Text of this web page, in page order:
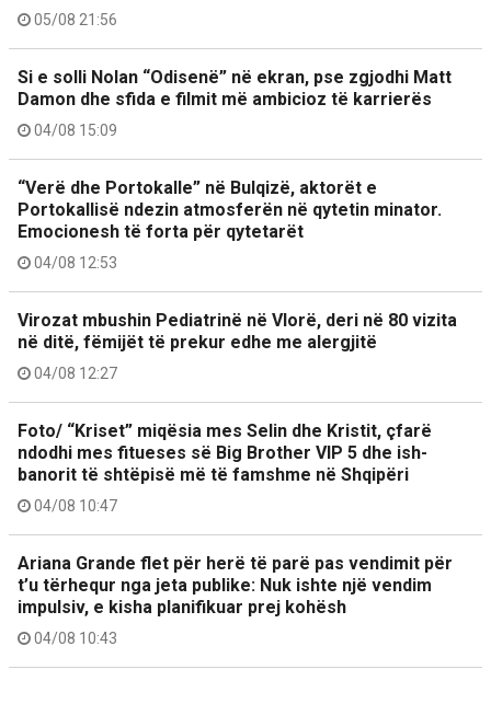
05/08 21:56
Si e solli Nolan “Odisenë” në ekran, pse zgjodhi Matt
Damon dhe sfida e filmit më ambicioz të karrierës
04/08 15:09
“Verë dhe Portokalle” në Bulqizë, aktorët e
Portokallisë ndezin atmosferën në qytetin minator.
Emocionesh të forta për qytetarët
04/08 12:53
Virozat mbushin Pediatrinë në Vlorë, deri në 80 vizita
në ditë, fëmijët të prekur edhe me alergjitë
04/08 12:27
Foto/ “Kriset” miqësia mes Selin dhe Kristit, çfarë
ndodhi mes fitueses së Big Brother VIP 5 dhe ish-
banorit të shtëpisë më të famshme në Shqipëri
04/08 10:47
Ariana Grande flet për herë të parë pas vendimit për
t’u tërhequr nga jeta publike: Nuk ishte një vendim
impulsiv, e kisha planifikuar prej kohësh
04/08 10:43